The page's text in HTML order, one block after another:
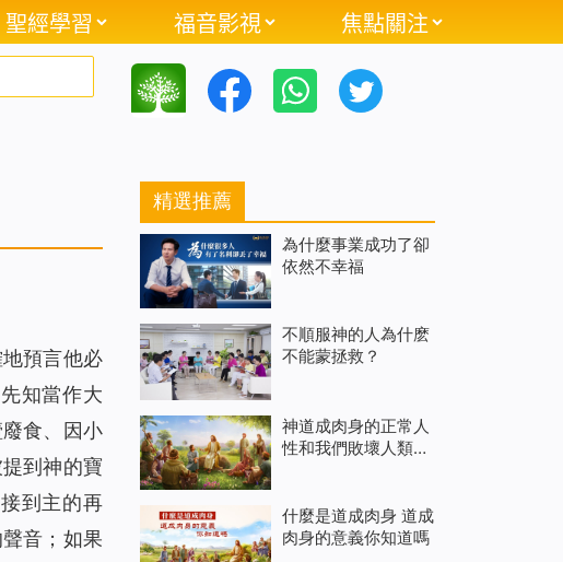
聖經學習 福音影視 焦點關注
預言他必
知當作大
食、因小
到神的寶
到主的再
音；如果
精選推薦
為什麼事業成功了卻
依然不幸福
不順服神的人為什麽
不能蒙拯救？
神道成肉身的正常人
性和我們敗壞人類的
什麼是道成肉身 道成
肉身的意義你知道嗎